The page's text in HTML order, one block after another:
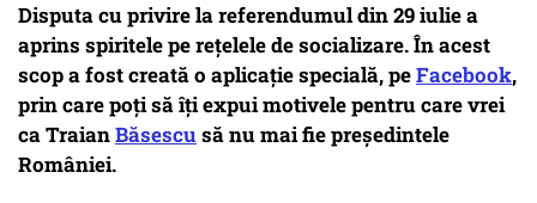
Disputa cu privire la referendumul din 29 iulie a
aprins spiritele pe reţelele de socializare. În acest
scop a fost creată o aplicaţie specială, peFacebook,
prin care poţi să îţi expui motivele pentru care vrei
ca TraianBăsescusă nu mai fie preşedintele
României.